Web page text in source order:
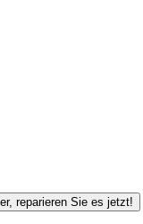
reparieren Sie es jetzt!